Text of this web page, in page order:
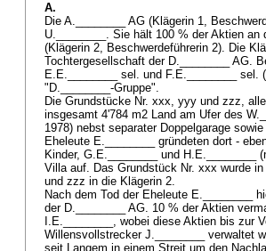
A.
Die A.________ AG (Klägerin 1,
U.________. Sie hält 100 % der Aktien
(Klägerin 2, Beschwerdeführerin 2). Die
Tochtergesellschaft der D.________ AG.
E.E.________ sel. und F.E.________ sel.
"D.________-Gruppe".
Die Grundstücke Nr. xxx, yyy und zzz,
insgesamt 4'784 m2 Land am Ufer des
1978) nebst separater Doppelgarage
Eheleute E.________ gründeten dort -
Kinder, G.E.________ und H.E.________
Villa auf. Das Grundstück Nr. xxx wurde
und zzz in die Klägerin 2.
Nach dem Tod der Eheleute E.________
der D.________ AG. 10 % der Aktien
I.E.________, wobei diese Aktien bis zur
Willensvollstrecker J.________ verwaltet
seit Langem in einem Streit um den